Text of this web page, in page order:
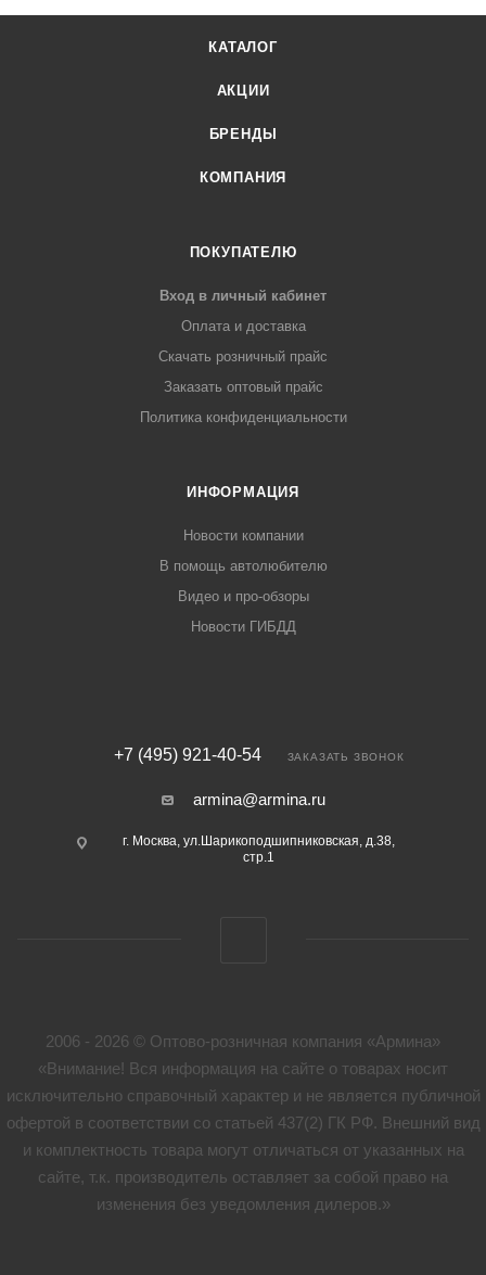
КАТАЛОГ
АКЦИИ
БРЕНДЫ
КОМПАНИЯ
ПОКУПАТЕЛЮ
Вход в личный кабинет
Оплата и доставка
Скачать розничный прайс
Заказать оптовый прайс
Политика конфиденциальности
ИНФОРМАЦИЯ
Новости компании
В помощь автолюбителю
Видео и про-обзоры
Новости ГИБДД
+7 (495) 921-40-54 ЗАКАЗАТЬ ЗВОНОК
armina@armina.ru
г. Москва, ул.Шарикоподшипниковская, д.38,
стр.1
2006 - 2026 © Оптово-розничная компания «Армина»
«Внимание! Вся информация на сайте о товарах носит
исключительно справочный характер и не является публичной
офертой в соответствии со статьей 437(2) ГК РФ. Внешний вид
и комплектность товара могут отличаться от указанных на
сайте, т.к. производитель оставляет за собой право на
изменения без уведомления дилеров.»